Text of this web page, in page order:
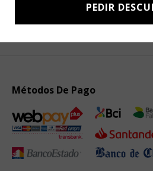
Métodos De Pago
PEDIR